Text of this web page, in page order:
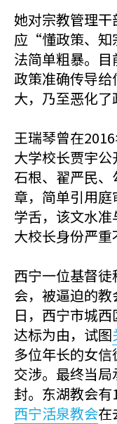
她对宗教管理
应“懂政策、知
法简单粗暴。
政策准确传导
大，乃至恶化了
王瑞琴曾在
大学校长贾宇
石根、翟严民
章，简单引用
学舌，该文水
大校长身份严重
西宁一位基督
会，被逼迫的
日，西宁市城
达标为由，试图
多位年长的女
交涉。最终当
封。东湖教会有
西宁活泉教会在